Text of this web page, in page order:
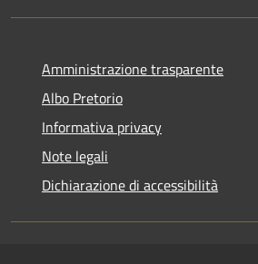
Amministrazione trasparente
Albo Pretorio
Informativa privacy
Note legali
Dichiarazione di accessibilità